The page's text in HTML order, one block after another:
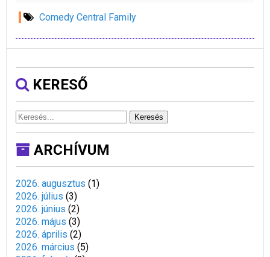
Comedy Central Family
KERESŐ
Keresés
ARCHÍVUM
2026. augusztus (1)
2026. július (3)
2026. június (2)
2026. május (3)
2026. április (2)
2026. március (5)